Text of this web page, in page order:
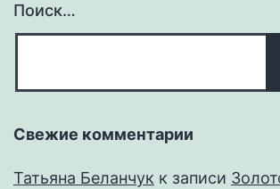
Поиск…
Свежие комментарии
Татьяна Беланчук к записи